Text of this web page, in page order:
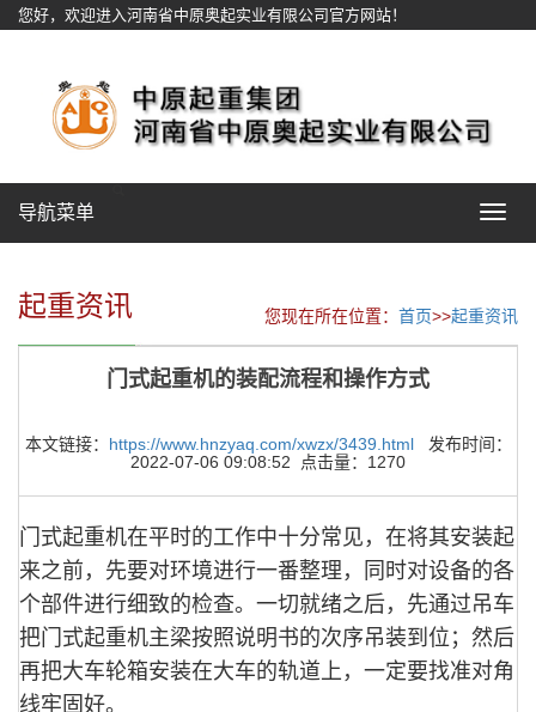
您好，欢迎进入河南省中原奥起实业有限公司官方网站！
Toggle
导航菜单
起重资讯 您现在所在位置： 首页>>起重资讯
门式起重机的装配流程和操作方式
本文链接： https://www.hnzyaq.com/xwzx/3439.html发布时间：
2022-07-06 09:08:52 点击量：1270
门式起重机在平时的工作中十分常见，在将其安装起
来之前，先要对环境进行一番整理，同时对设备的各
个部件进行细致的检查。一切就绪之后，先通过吊车
把门式起重机主梁按照说明书的次序吊装到位；然后
再把大车轮箱安装在大车的轨道上，一定要找准对角
线牢固好。